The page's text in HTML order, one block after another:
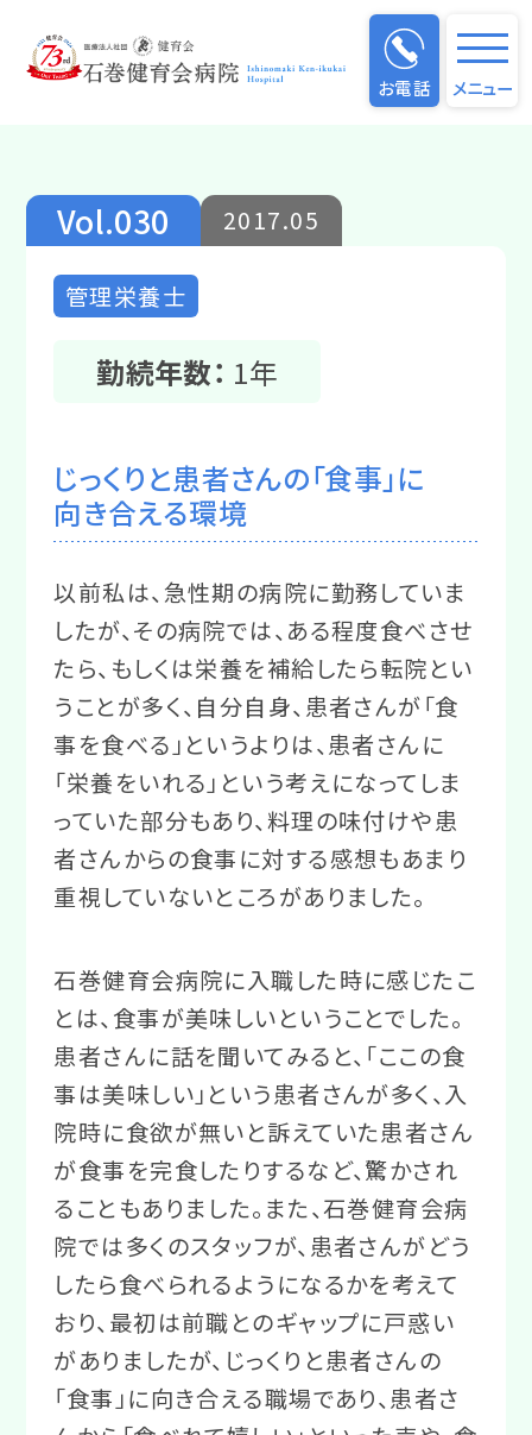
お電話 メニュー
仕事のやりがい
Vol.030 2017.05
管理栄養士
勤続年数： 1年
じっくりと患者さんの「食事」に
向き合える環境
以前私は、急性期の病院に勤務していま
したが、その病院では、ある程度食べさせ
たら、もしくは栄養を補給したら転院とい
うことが多く、自分自身、患者さんが「食
事を食べる」というよりは、患者さんに
「栄養をいれる」という考えになってしま
っていた部分もあり、料理の味付けや患
者さんからの食事に対する感想もあまり
重視していないところがありました。
石巻健育会病院に入職した時に感じたこ
とは、食事が美味しいということでした。
患者さんに話を聞いてみると、「ここの食
事は美味しい」という患者さんが多く、入
院時に食欲が無いと訴えていた患者さん
が食事を完食したりするなど、驚かされ
ることもありました。また、石巻健育会病
院では多くのスタッフが、患者さんがどう
したら食べられるようになるかを考えて
おり、最初は前職とのギャップに戸惑い
がありましたが、じっくりと患者さんの
「食事」に向き合える職場であり、患者さ